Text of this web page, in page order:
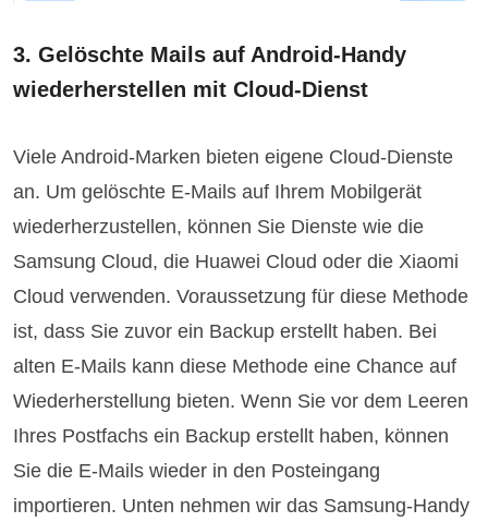
3. Gelöschte Mails auf Android-Handy
wiederherstellen mit Cloud-Dienst
Viele Android-Marken bieten eigene Cloud-Dienste
an. Um gelöschte E-Mails auf Ihrem Mobilgerät
wiederherzustellen, können Sie Dienste wie die
Samsung Cloud, die Huawei Cloud oder die Xiaomi
Cloud verwenden. Voraussetzung für diese Methode
ist, dass Sie zuvor ein Backup erstellt haben. Bei
alten E-Mails kann diese Methode eine Chance auf
Wiederherstellung bieten. Wenn Sie vor dem Leeren
Ihres Postfachs ein Backup erstellt haben, können
Sie die E-Mails wieder in den Posteingang
importieren. Unten nehmen wir das Samsung-Handy